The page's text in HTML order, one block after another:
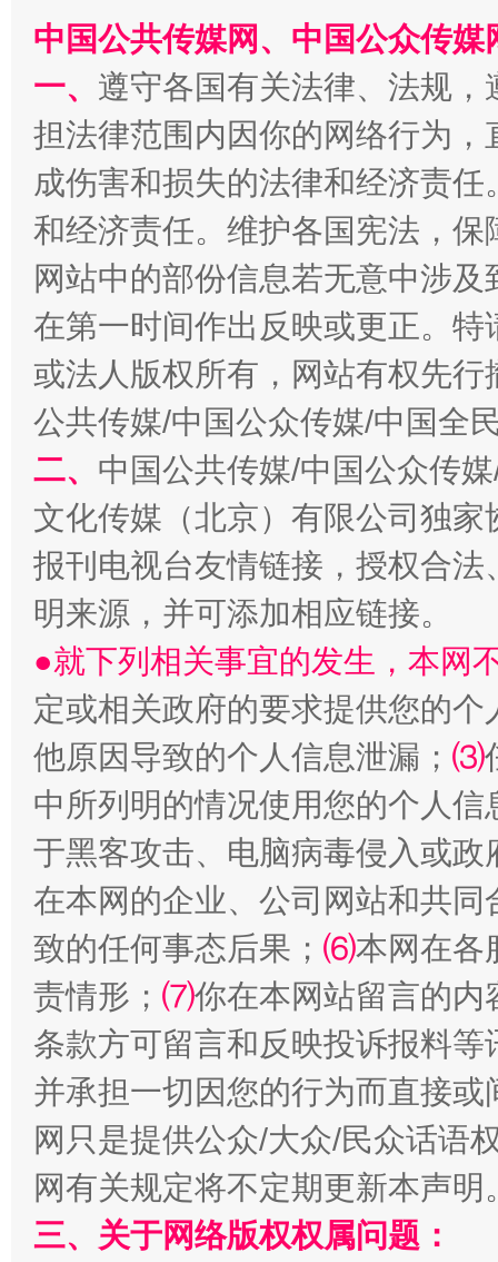
习近平的博鳌关键词
“刷贴”乱象丛生
生
解纷+调解+退费，一次搞定
中国公共传媒网、中国公众传
一、 遵守各国有关法律、法规
担法律范围内因你的网络行为
成伤害和损失的法律和经济责
和经济责任。维护各国宪法，
网站中的部份信息若无意中涉
在第一时间作出反映或更正。
或法人版权所有，网站有权先
公共传媒/中国公众传媒/中国全
二、 中国公共传媒/中国公众传
文化传媒（北京）有限公司独
报刊电视台友情链接，授权合
明来源，并可添加相应链接。
●就下列相关事宜的发生，本网
定或相关政府的要求提供您的个
他原因导致的个人信息泄漏； ⑶
中所列明的情况使用您的个人
于黑客攻击、电脑病毒侵入或
在本网的企业、公司网站和共
致的任何事态后果； ⑹本网在各
责情形； ⑺你在本网站留言的内
条款方可留言和反映投诉报料
并承担一切因您的行为而直接
网只是提供公众/大众/民众话语
网有关规定将不定期更新本声明
三、关于网络版权权属问题：